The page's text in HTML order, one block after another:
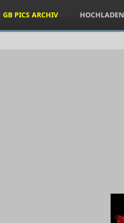
GB PICS ARCHIV HOCHLADEN